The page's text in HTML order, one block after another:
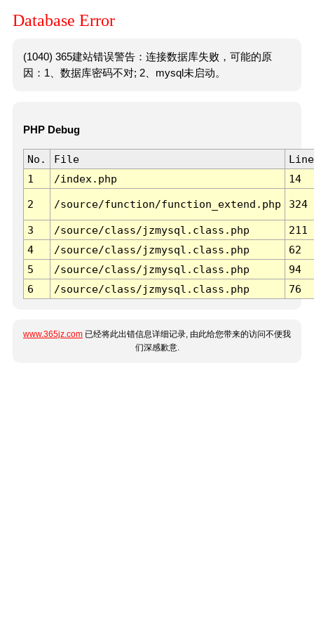
Database Error
(1040) 365建站错误警告：连接数据库失败，可能的原
因：1、数据库密码不对; 2、mysql未启动。
PHP Debug
No. File
Line
1
/index.php 14
2 /source/function/function_extend.php 324
3 /source/class/jzmysql.class.php
211
4
/source/class/jzmysql.class.php
62
5
/source/class/jzmysql.class.php
94
6
/source/class/jzmysql.class.php 76
www.365jz.com 已经将此出错信息详细记录, 由此给您带来的访问不便我
们深感歉意.